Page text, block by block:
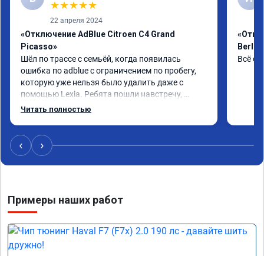
★★★★★
22 апреля 2024
«Отключение AdBlue Citroen C4 Grand
Picasso»
Шёл по трассе с семьёй, когда появилась
ошибка по adblue с ограничением по пробегу,
которую уже нельзя было удалить даже с
помощью Lexia. Ребята пошли навстречу,
оперативно приняли и за час отшили как
Читать полностью
Всё
‹ ›
Примеры наших работ